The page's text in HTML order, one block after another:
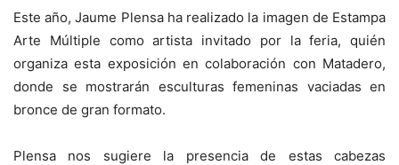
Este año, Jaume Plensa ha realizado la imagen de Estampa
Arte Múltiple como artista invitado por la feria, quién
organiza esta exposición en colaboración con Matadero,
donde se mostrarán esculturas femeninas vaciadas en
bronce de gran formato.
Plensa nos sugiere la presencia de estas cabezas